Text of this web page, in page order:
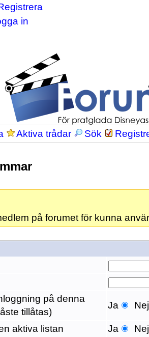
in
Aktiva trådar Sök
på forumet för kunna
på denna
tillåtas)
Ja Nej
aktiva listan Ja
Nej